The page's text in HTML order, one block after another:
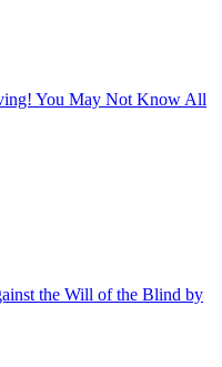
You May Not Know All
the Will of the Blind by